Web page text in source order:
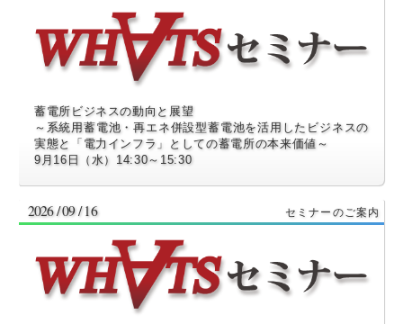
蓄電所ビジネスの動向と展望
～系統用蓄電池・再エネ併設型蓄電池を活用したビジネスの
実態と「電力インフラ」としての蓄電所の本来価値～
9月16日（水）14:30～15:30
2026 / 09 / 16